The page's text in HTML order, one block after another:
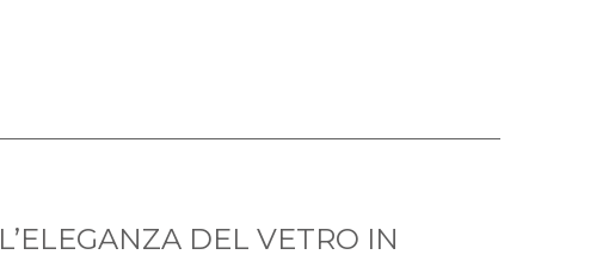
L’ELEGANZA DEL VETRO IN